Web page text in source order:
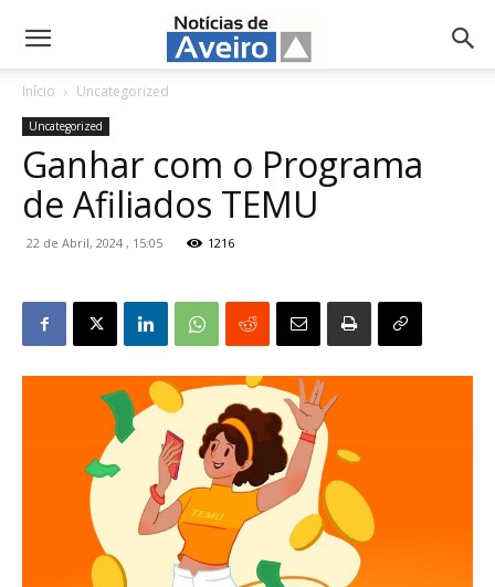
NotíciasdeAveiro.pt
Início Uncategorized
Uncategorized
Ganhar com o Programa
de Afiliados TEMU
22 de Abril, 2024 , 15:05 1216